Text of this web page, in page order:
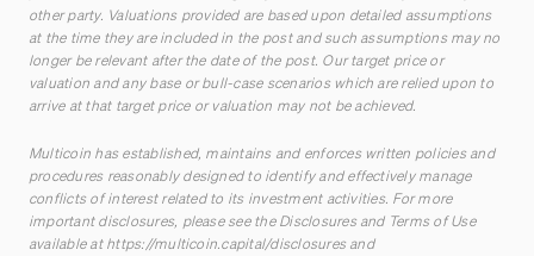
other party. Valuations provided are based upon detailed assumptions
at the time they are included in the post and such assumptions may no
longer be relevant after the date of the post. Our target price or
valuation and any base or bull-case scenarios which are relied upon to
arrive at that target price or valuation may not be achieved.
Multicoin has established, maintains and enforces written policies and
procedures reasonably designed to identify and effectively manage
conflicts of interest related to its investment activities. For more
important disclosures, please see the Disclosures and Terms of Use
available athttps://multicoin.capital/disclosuresand